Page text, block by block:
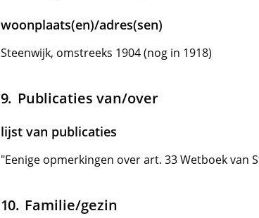
woonplaats(en)/adres(sen)
Steenwijk, omstreeks 1904 (nog in 1918)
Publicaties van/over
lijst van publicaties
"Eenige opmerkingen over art. 33 Wetboek van
Familie/gezin